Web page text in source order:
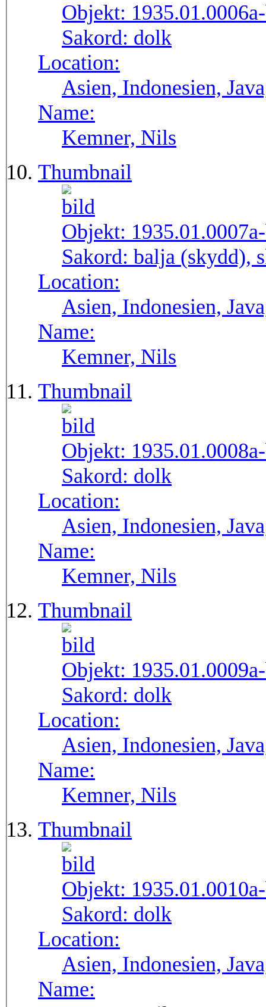
Objekt:
Sakord: dolk
Location:
Asien, Indonesien,
Name:
Kemner, Nils
Thumbnail
Objekt:
Sakord: balja (skydd),
Location:
Asien, Indonesien,
Name:
Kemner, Nils
Thumbnail
Objekt:
Sakord: dolk
Location:
Asien, Indonesien,
Name:
Kemner, Nils
Thumbnail
Objekt:
Sakord: dolk
Location:
Asien, Indonesien,
Name:
Kemner, Nils
Thumbnail
Objekt:
Sakord: dolk
Location:
Asien, Indonesien,
Name: